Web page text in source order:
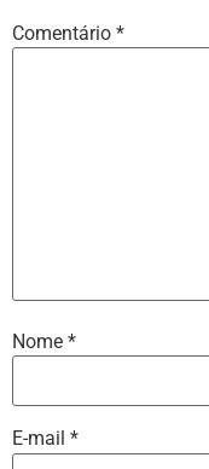
Comentário *
Nome *
E-mail *